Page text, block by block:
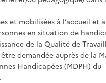
et mobilisées à l’accueil et à
en situation de
de la Qualité de
demandée auprès de la
Handicapées (MDPH) du